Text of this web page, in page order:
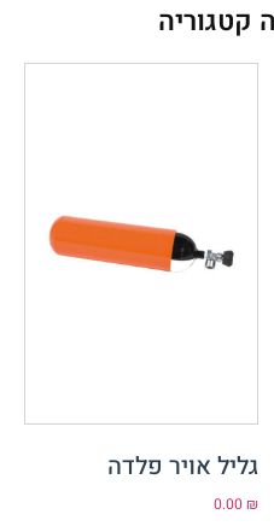
קטגוריה
גליל אויר פלדה
0.00 ₪